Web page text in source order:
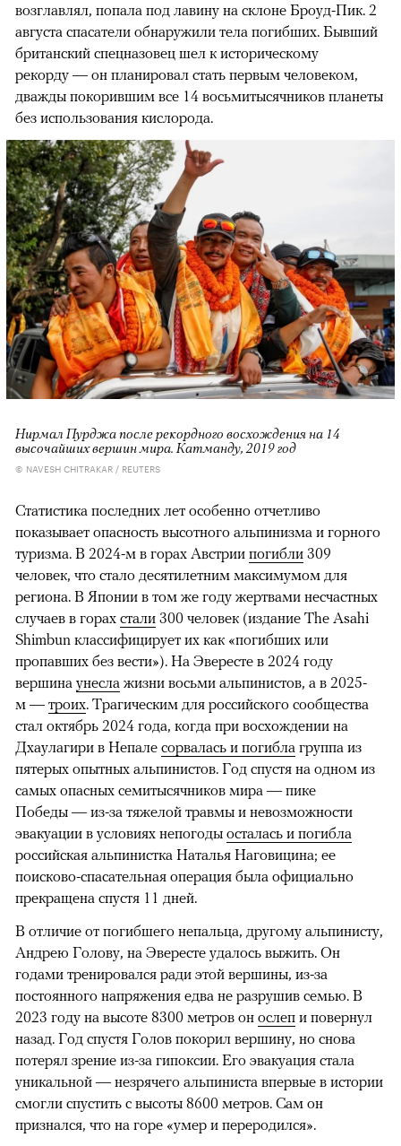
возглавлял, попала под лавину на склоне Броуд-Пик. 2
августа спасатели обнаружили тела погибших. Бывший
британский спецназовец шел к историческому
рекорду — он планировал стать первым человеком,
дважды покорившим все 14 восьмитысячников планеты
без использования кислорода.
Нирмал Пурджа после рекордного восхождения на 14
высочайших вершин мира. Катманду, 2019 год
© NAVESH CHITRAKAR / REUTERS
Статистика последних лет особенно отчетливо
показывает опасность высотного альпинизма и горного
туризма. В 2024-м в горах Австрии погибли 309
человек, что стало десятилетним максимумом для
региона. В Японии в том же году жертвами несчастных
случаев в горах стали 300 человек (издание The Asahi
Shimbun классифицирует их как «погибших или
пропавших без вести»). На Эвересте в 2024 году
вершина унесла жизни восьми альпинистов, а в 2025-
м — троих. Трагическим для российского сообщества
стал октябрь 2024 года, когда при восхождении на
Дхаулагири в Непале сорвалась и погибла группа из
пятерых опытных альпинистов. Год спустя на одном из
самых опасных семитысячников мира — пике
Победы — из-за тяжелой травмы и невозможности
эвакуации в условиях непогоды осталась и погибла
российская альпинистка Наталья Наговицина; ее
поисково-спасательная операция была официально
прекращена спустя 11 дней.
В отличие от погибшего непальца, другому альпинисту,
Андрею Голову, на Эвересте удалось выжить. Он
годами тренировался ради этой вершины, из-за
постоянного напряжения едва не разрушив семью. В
2023 году на высоте 8300 метров он ослеп и повернул
назад. Год спустя Голов покорил вершину, но снова
потерял зрение из-за гипоксии. Его эвакуация стала
уникальной — незрячего альпиниста впервые в истории
смогли спустить с высоты 8600 метров. Сам он
признался, что на горе «умер и переродился».